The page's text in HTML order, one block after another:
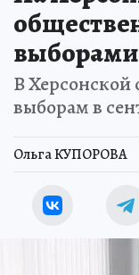
В Херсонской
выборам в
Ольга КУПОРОВА